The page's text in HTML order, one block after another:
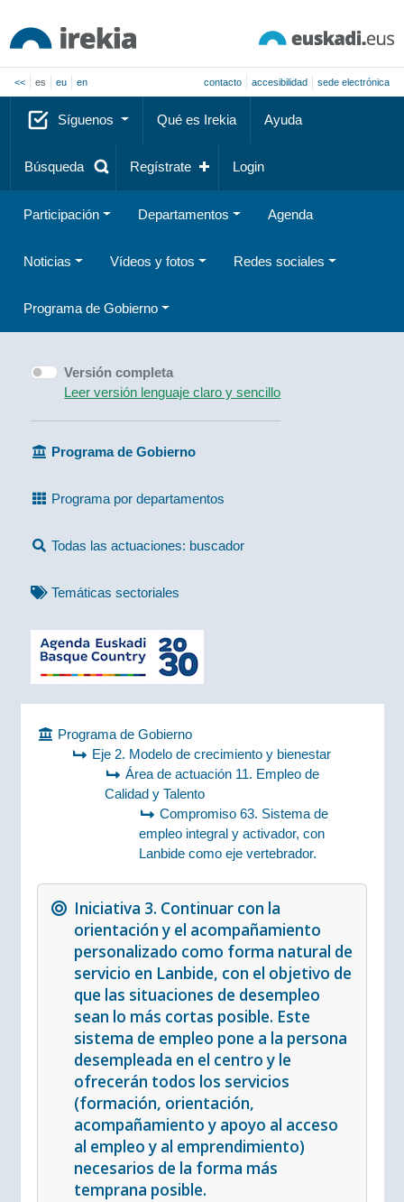
<< es eu en contacto accesibilidad sede electrónica
Síguenos Qué es Irekia Ayuda
Búsqueda Regístrate Login
Participación Departamentos Agenda
Noticias Vídeos y fotos Redes sociales
Programa de Gobierno
Versión completa
Leer versión lenguaje claro y sencillo
Programa de Gobierno
Programa por departamentos
Todas las actuaciones: buscador
Temáticas sectoriales
Programa de Gobierno
Eje 2. Modelo de crecimiento y bienestar
Área de actuación 11. Empleo de
Calidad y Talento
Compromiso 63. Sistema de
empleo integral y activador, con
Lanbide como eje vertebrador.
Iniciativa 3. Continuar con la
orientación y el acompañamiento
personalizado como forma natural de
servicio en Lanbide, con el objetivo de
que las situaciones de desempleo
sean lo más cortas posible. Este
sistema de empleo pone a la persona
desempleada en el centro y le
ofrecerán todos los servicios
(formación, orientación,
acompañamiento y apoyo al acceso
al empleo y al emprendimiento)
necesarios de la forma más
temprana posible.